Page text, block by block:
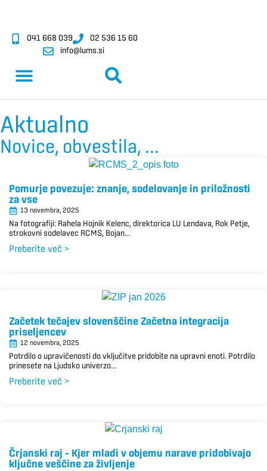
041 668 039
02 536 15 60
info@lums.si
Aktualno
Novice, obvestila, ...
Pomurje povezuje: znanje, sodelovanje in priložnosti
za vse
13 novembra, 2025
Na fotografiji: Rahela Hojnik Kelenc, direktorica LU Lendava, Rok Petje,
strokovni sodelavec RCMS, Bojan...
Preberite več >
Začetek tečajev slovenščine Začetna integracija
priseljencev
12 novembra, 2025
Potrdilo o upravičenosti do vključitve pridobite na upravni enoti. Potrdilo
prinesete na Ljudsko univerzo...
Preberite več >
Črjanski raj – Kjer mladi v objemu narave pridobivajo
ključne veščine za življenje